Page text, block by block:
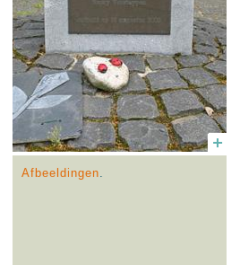
Afbeeldingen.